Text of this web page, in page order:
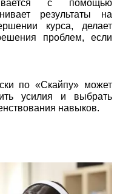
с помощью
результаты на
курса, делает
проблем, если
по «Скайпу» может
усилия и выбрать
навыков.